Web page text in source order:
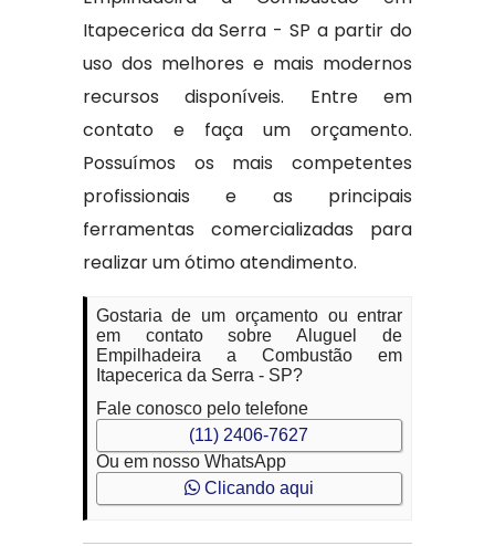
Itapecerica da Serra - SP a partir do
uso dos melhores e mais modernos
recursos disponíveis. Entre em
contato e faça um orçamento.
Possuímos os mais competentes
profissionais e as principais
ferramentas comercializadas para
realizar um ótimo atendimento.
Gostaria de um orçamento ou entrar
em contato sobre Aluguel de
Empilhadeira a Combustão em
Itapecerica da Serra - SP?
Fale conosco pelo telefone
(11) 2406-7627
Ou em nosso WhatsApp
Clicando aqui